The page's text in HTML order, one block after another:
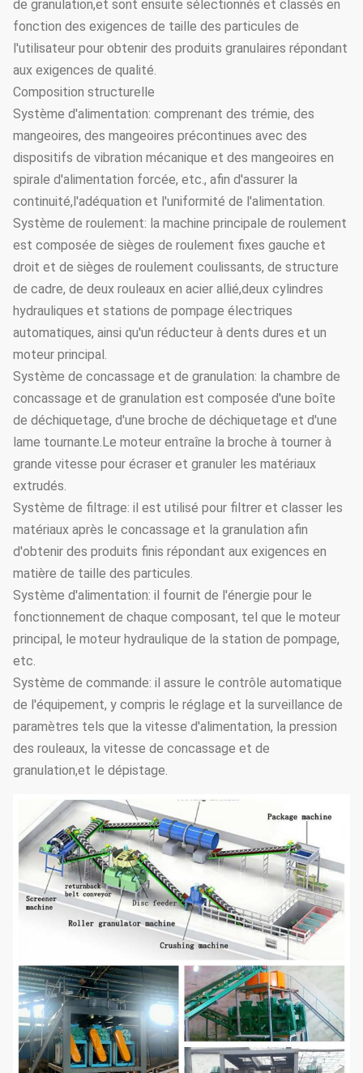
de granulation,et sont ensuite sélectionnés et classés en
fonction des exigences de taille des particules de
l'utilisateur pour obtenir des produits granulaires répondant
aux exigences de qualité.
Composition structurelle
Système d'alimentation: comprenant des trémie, des
mangeoires, des mangeoires précontinues avec des
dispositifs de vibration mécanique et des mangeoires en
spirale d'alimentation forcée, etc., afin d'assurer la
continuité,l'adéquation et l'uniformité de l'alimentation.
Système de roulement: la machine principale de roulement
est composée de sièges de roulement fixes gauche et
droit et de sièges de roulement coulissants, de structure
de cadre, de deux rouleaux en acier allié,deux cylindres
hydrauliques et stations de pompage électriques
automatiques, ainsi qu'un réducteur à dents dures et un
moteur principal.
Système de concassage et de granulation: la chambre de
concassage et de granulation est composée d'une boîte
de déchiquetage, d'une broche de déchiquetage et d'une
lame tournante.Le moteur entraîne la broche à tourner à
grande vitesse pour écraser et granuler les matériaux
extrudés.
Système de filtrage: il est utilisé pour filtrer et classer les
matériaux après le concassage et la granulation afin
d'obtenir des produits finis répondant aux exigences en
matière de taille des particules.
Système d'alimentation: il fournit de l'énergie pour le
fonctionnement de chaque composant, tel que le moteur
principal, le moteur hydraulique de la station de pompage,
etc.
Système de commande: il assure le contrôle automatique
de l'équipement, y compris le réglage et la surveillance de
paramètres tels que la vitesse d'alimentation, la pression
des rouleaux, la vitesse de concassage et de
granulation,et le dépistage.